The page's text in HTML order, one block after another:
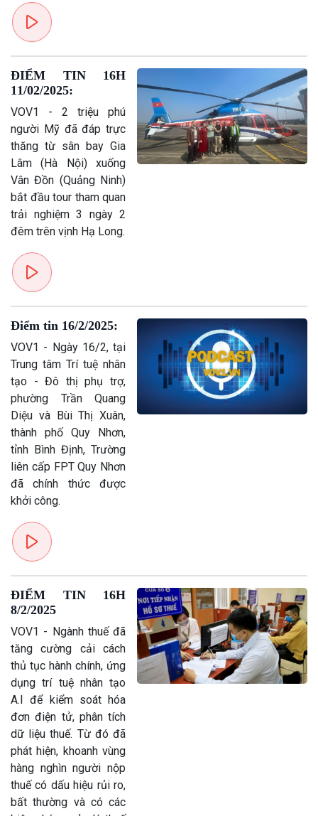
Kinh tế
Tin Kinh tế
Trước giờ mở cửa
Dòng chảy Kinh tế
Sức sống hàng Việt
Khởi nghiệp
Tuyên chiến với gian lận
thương mại
Biển đảo Việt Nam
Tâm tình biên giới và hải
đảo
Tìm hiểu biển, đảo Việt
Nam
ĐIỂM TIN 16H
11/02/2025:
VOV1 - 2 triệu phú
người Mỹ đã đáp trực
thăng từ sân bay Gia
Lâm (Hà Nội) xuống
Vân Đồn (Quảng Ninh)
bắt đầu tour tham quan
trải nghiệm 3 ngày 2
đêm trên vịnh Hạ Long.
Điểm tin 16/2/2025:
VOV1 - Ngày 16/2, tại
Trung tâm Trí tuệ nhân
tạo - Đô thị phụ trợ,
phường Trần Quang
Diệu và Bùi Thị Xuân,
thành phố Quy Nhơn,
tỉnh Bình Định, Trường
liên cấp FPT Quy Nhơn
đã chính thức được
khởi công.
ĐIỂM TIN 16H
8/2/2025
VOV1 - Ngành thuế đã
tăng cường cải cách
thủ tục hành chính, ứng
dụng trí tuệ nhân tạo
A.I để kiểm soát hóa
đơn điện tử, phân tích
dữ liệu thuế. Từ đó đã
phát hiện, khoanh vùng
hàng nghìn người nộp
thuế có dấu hiệu rủi ro,
bất thường và có các